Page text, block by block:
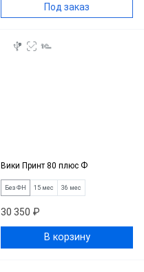
Под заказ
Вики Принт 80 плюс Ф
Без ФН 15 мес 36 мес
30 350 ₽
В корзину